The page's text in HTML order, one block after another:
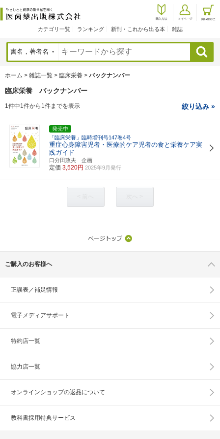
カテゴリ一覧 ランキング 新刊・これから出る本 雑誌
検索
ホーム > 雑誌一覧 > 臨床栄養 > バックナンバー
臨床栄養 バックナンバー
1件中1件から1件までを表示 絞り込み »
発売中
「臨床栄養」臨時増刊号147巻4号
重症心身障害児者・医療的ケア児者の食と栄養ケア実
践ガイド
口分田政夫 企画
定価 3,520円 2025年9月発行
ご購入のお客様へ
正誤表／補足情報
電子メディアサポート
特約店一覧
協力店一覧
オンラインショップの返品について
教科書採用特典サービス